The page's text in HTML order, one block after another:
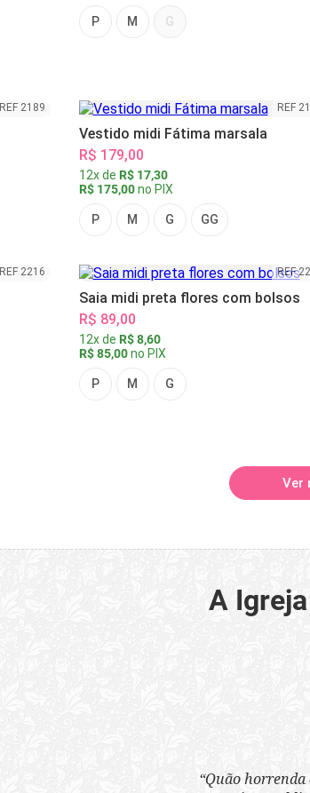
P M G
REF 2189 REF
Vestido midi Fátima marsala
R$ 179,00
12x de R$ 17,30
R$ 175,00no PIX
P M G GG
REF 2216 REF
Saia midi preta flores com bolsos
R$ 89,00
12x de R$ 8,60
R$ 85,00no PIX
P M G
Ver
A
“Quão horrenda é a atitude daquelas